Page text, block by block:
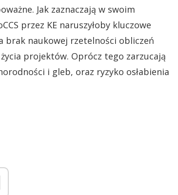
Jak zaznaczają w swoim
przez KE naruszyłoby kluczowe
brak naukowej rzetelności obliczeń
projektów. Oprócz tego zarzucają
i gleb, oraz ryzyko osłabienia